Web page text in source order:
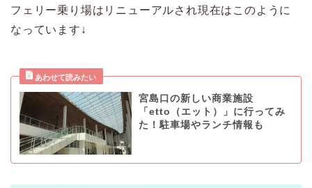
フェリー乗り場はリニューアルされ現在はこのように
なっています↓
宮島口の新しい商業施設
「etto（エット）」に行ってみ
た！駐車場やランチ情報も